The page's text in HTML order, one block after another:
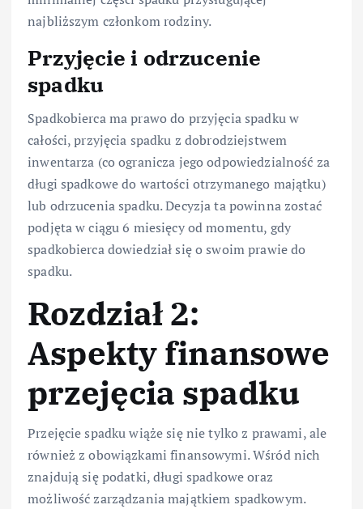
najbliższym członkom rodziny.
Przyjęcie i odrzucenie
spadku
Spadkobierca ma prawo do przyjęcia spadku w
całości, przyjęcia spadku z dobrodziejstwem
inwentarza (co ogranicza jego odpowiedzialność za
długi spadkowe do wartości otrzymanego majątku)
lub odrzucenia spadku. Decyzja ta powinna zostać
podjęta w ciągu 6 miesięcy od momentu, gdy
spadkobierca dowiedział się o swoim prawie do
spadku.
Rozdział 2:
Aspekty finansowe
przejęcia spadku
Przejęcie spadku wiąże się nie tylko z prawami, ale
również z obowiązkami finansowymi. Wśród nich
znajdują się podatki, długi spadkowe oraz
możliwość zarządzania majątkiem spadkowym.